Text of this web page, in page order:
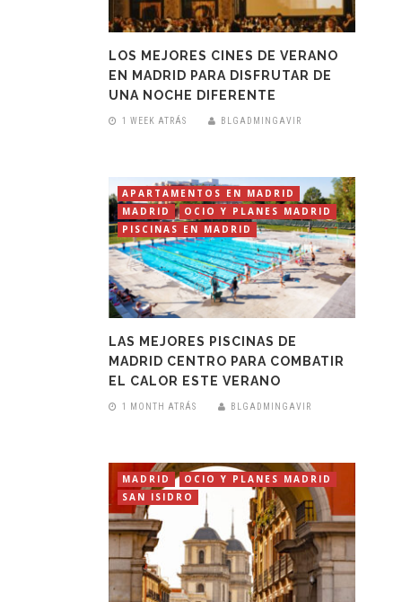
LOS MEJORES CINES DE VERANO
EN MADRID PARA DISFRUTAR DE
UNA NOCHE DIFERENTE
1 WEEK ATRÁS BLGADMINGAVIR
APARTAMENTOS EN MADRID
MADRID
OCIO Y PLANES MADRID
PISCINAS EN MADRID
LAS MEJORES PISCINAS DE
MADRID CENTRO PARA COMBATIR
EL CALOR ESTE VERANO
1 MONTH ATRÁS BLGADMINGAVIR
MADRID
OCIO Y PLANES MADRID
SAN ISIDRO